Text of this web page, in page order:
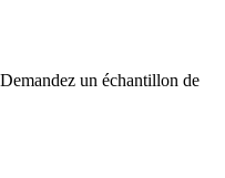
un échantillon de